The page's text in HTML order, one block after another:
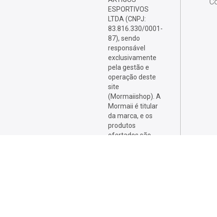
ESPORTIVOS
LTDA (CNPJ:
83.816.330/0001-
87), sendo
responsável
exclusivamente
pela gestão e
operação deste
site
(Mormaiishop). A
Mormaii é titular
da marca, e os
produtos
ofertados são